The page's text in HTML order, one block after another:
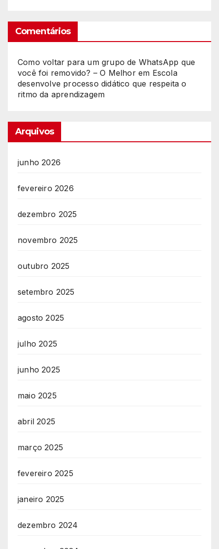
Comentários
Como voltar para um grupo de WhatsApp que
você foi removido? – O Melhorem Escola
desenvolve processo didático que respeita o
ritmo da aprendizagem
Arquivos
junho 2026
fevereiro 2026
dezembro 2025
novembro 2025
outubro 2025
setembro 2025
agosto 2025
julho 2025
junho 2025
maio 2025
abril 2025
março 2025
fevereiro 2025
janeiro 2025
dezembro 2024